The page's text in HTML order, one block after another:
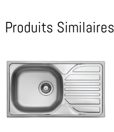
Produits Similaires